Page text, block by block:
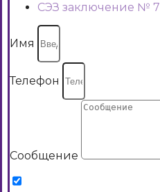
СЭЗ заключение №
Имя
Телефон
Сообщение